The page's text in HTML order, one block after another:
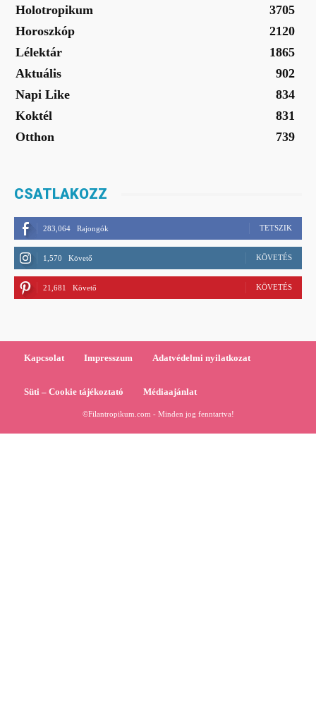
Holotropikum
3705
Horoszkóp
2120
Lélektár
1865
Aktuális
902
Napi Like
834
Koktél
831
Otthon
739
CSATLAKOZZ
283,064 Rajongók TETSZIK
1,570 Követő KÖVETÉS
21,681 Követő KÖVETÉS
Kapcsolat Impresszum Adatvédelmi nyilatkozat
Süti – Cookie tájékoztató Médiaajánlat
©Filantropikum.com - Minden jog fenntartva!